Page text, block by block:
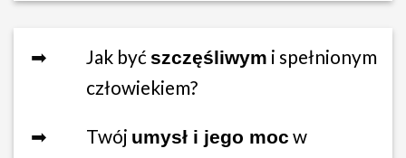
➡ Jak być szczęśliwym i spełnionym
człowiekiem?
➡ Twój umysł i jego moc w